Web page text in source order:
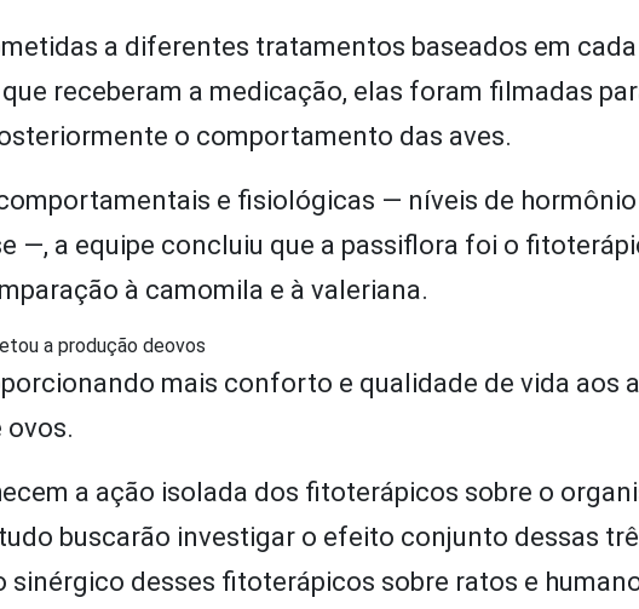
a diferentes tratamentos baseados em
receberam a medicação, elas foram filmadas
o comportamento das aves.
e fisiológicas — níveis de
—, a equipe concluiu que a passiflora foi o
à camomila e à valeriana.
a produção deovos
mais conforto e qualidade de vida aos
ovos.
a ação isolada dos fitoterápicos sobre o
buscarão investigar o efeito conjunto dessas
desses fitoterápicos sobre ratos e